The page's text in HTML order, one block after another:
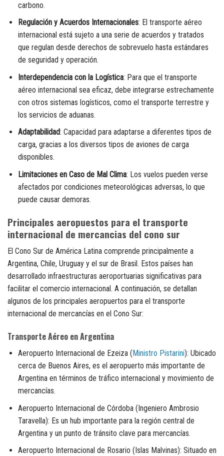
carbono.
Regulación y Acuerdos Internacionales: El transporte aéreo
internacional está sujeto a una serie de acuerdos y tratados
que regulan desde derechos de sobrevuelo hasta estándares
de seguridad y operación.
Interdependencia con la Logística: Para que el transporte
aéreo internacional sea eficaz, debe integrarse estrechamente
con otros sistemas logísticos, como el transporte terrestre y
los servicios de aduanas.
Adaptabilidad: Capacidad para adaptarse a diferentes tipos de
carga, gracias a los diversos tipos de aviones de carga
disponibles.
Limitaciones en Caso de Mal Clima: Los vuelos pueden verse
afectados por condiciones meteorológicas adversas, lo que
puede causar demoras.
Principales aeropuestos para el transporte
internacional de mercancias del cono sur
El Cono Sur de América Latina comprende principalmente a
Argentina, Chile, Uruguay y el sur de Brasil. Estos países han
desarrollado infraestructuras aeroportuarias significativas para
facilitar el comercio internacional. A continuación, se detallan
algunos de los principales aeropuertos para el transporte
internacional de mercancías en el Cono Sur:
Transporte Aéreo en Argentina
Aeropuerto Internacional de Ezeiza (Ministro Pistarini): Ubicado
cerca de Buenos Aires, es el aeropuerto más importante de
Argentina en términos de tráfico internacional y movimiento de
mercancías.
Aeropuerto Internacional de Córdoba (Ingeniero Ambrosio
Taravella): Es un hub importante para la región central de
Argentina y un punto de tránsito clave para mercancías.
Aeropuerto Internacional de Rosario (Islas Malvinas): Situado en